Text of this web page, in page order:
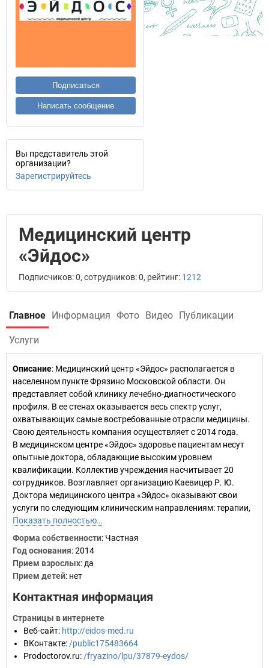
Подписаться
Написать сообщение
Вы представитель этой
организации?
Зарегистрируйтесь
Медицинский центр
«Эйдос»
Подписчиков: 0, сотрудников: 0, рейтинг: 1212
Главное Информация Фото Видео Публикации
Услуги
Описание: Медицинский центр «Эйдос» располагается в
населенном пункте Фрязино Московской области. Он
представляет собой клинику лечебно-диагностического
профиля. В ее стенах оказывается весь спектр услуг,
охватывающих самые востребованные отрасли медицины.
Свою деятельность компания осуществляет с 2014 года.
В медицинском центре «Эйдос» здоровье пациентам несут
опытные доктора, обладающие высоким уровнем
квалификации. Коллектив учреждения насчитывает 20
сотрудников. Возглавляет организацию Каевицер Р. Ю.
Доктора медицинского центра «Эйдос» оказывают свои
услуги по следующим клиническим направлениям: терапии,
Показать полностью…
Форма собственности: Частная
Год основания:2014
Прием взрослых: да
Прием детей: нет
Контактная информация
Страницы в интернете
Веб-сайт: http://eidos-med.ru
ВКонтакте: /public175483664
Prodoctorov.ru: /fryazino/lpu/37879-eydos/